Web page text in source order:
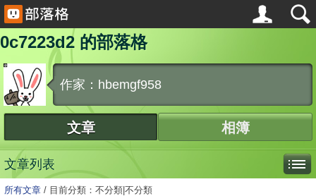
0c7223d2 的部落格
作家：hbemgf958
文章 相簿
文章列表
所有文章 / 目前分類：不分類|不分類